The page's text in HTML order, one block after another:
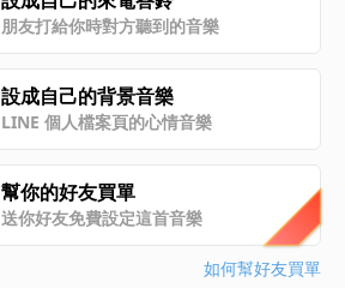
朋友打給你時對方聽到的音樂
設成自己的背景音樂
LINE 個人檔案頁的心情音樂
幫你的好友買單
送你好友免費設定這首音樂
如何幫好友買單